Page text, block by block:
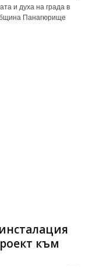
и духа на града в
Панагюрище
към